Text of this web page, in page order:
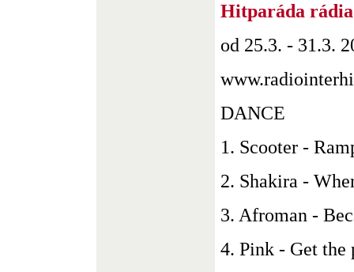
Hitparáda
od 25.3. - 31.3.
DANCE
1. Scooter -
2. Shakira -
3. Afroman -
4. Pink - Get the